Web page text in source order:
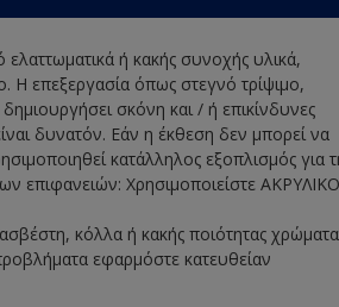
ελαττωματικά ή κακής συνοχής υλικά,
Η επεξεργασία όπως στεγνό τρίψιμο,
σκόνη και / ή επικίνδυνες
δυνατόν. Εάν η έκθεση δεν μπορεί να
κατάλληλος εξοπλισμός για
επιφανειών: Χρησιμοποιείστε ΑΚΡΥΛΙΚΟ
κόλλα ή κακής ποιότητας
εφαρμόστε κατευθείαν